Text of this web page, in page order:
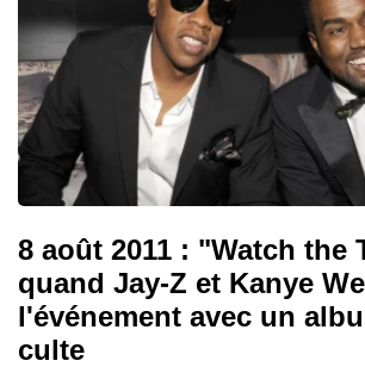
8 août 2011 : "Watch the
quand Jay-Z et Kanye
l'événement avec un
culte